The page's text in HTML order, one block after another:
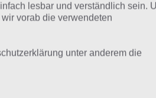
dir im Spiel direkt dein
beachten musst du hierbei den
Rugby abdriftet. In Pressure
nicht durch die Pfosten
auch der Wind, auf den du
lesbar und verständlich sein.
vorab die verwendeten
unter anderem die